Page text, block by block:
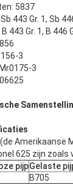
5837
443 Gr. 1, Sb
443 Gr. 1, B 446
3
3
Amerikaanse
625 zijn zoals
pijpGelaste
B705